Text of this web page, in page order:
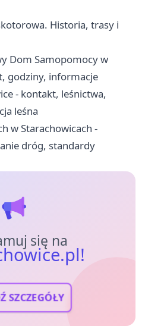
Historia, trasy i
Dom Samopomocy w
godziny, informacje
- kontakt, leśnictwa,
leśna
w Starachowicach -
dróg, standardy
się na
SZCZEGÓŁY